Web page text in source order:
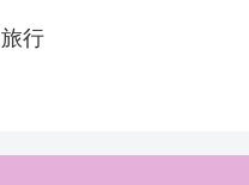
旅行